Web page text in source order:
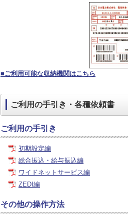
■ご利用可能な収納機関はこちら
ご利用の手引き・各種依頼書
ご利用の手引き
初期設定編
総合振込・給与振込編
ワイドネットサービス編
ZEDI編
その他の操作方法